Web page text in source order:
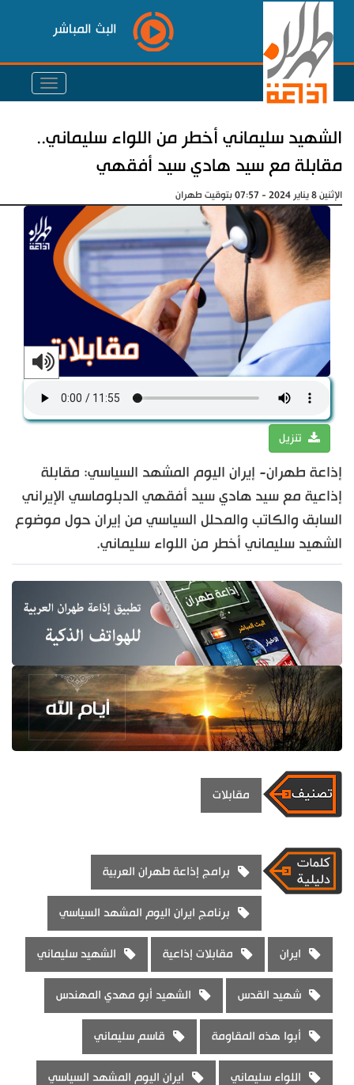
البث المباشر
الشهيد سليماني أخطر من اللواء سليماني..
مقابلة مع سيد هادي سيد أفقهي
الإثنين 8 يناير 2024 - 07:57 بتوقيت طهران
تنزيل
إذاعة طهران- إيران اليوم المشهد السياسي: مقابلة
إذاعية مع سيد هادي سيد أفقهي الدبلوماسي الإيراني
السابق والكاتب والمحلل السياسي من إيران حول موضوع
الشهيد سليماني أخطر من اللواء سليماني.
مقابلات
برامج إذاعة طهران العربية
برنامج ايران اليوم المشهد السياسي
ايران مقابلات إذاعية الشهيد سليماني
شهيد القدس الشهيد أبو مهدي المهندس
أبوا هذه المقاومة قاسم سليماني
اللواء سليماني ايران اليوم المشهد السياسي